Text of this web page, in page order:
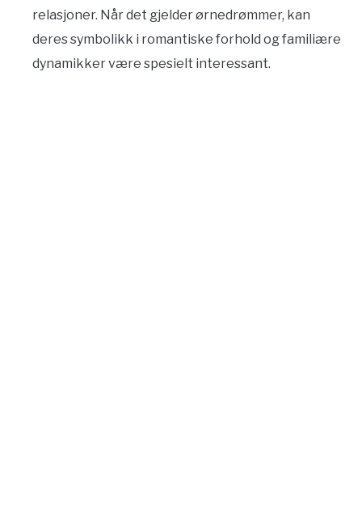
relasjoner. Når det gjelder ørnedrømmer, kan
deres symbolikk i romantiske forhold og familiære
dynamikker være spesielt interessant.